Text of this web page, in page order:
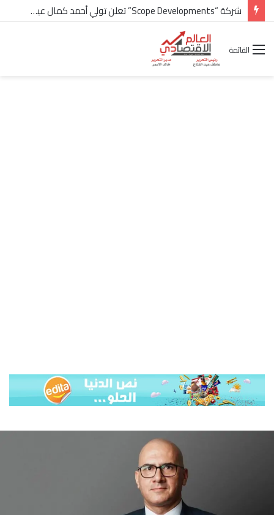
شركة “Scope Developments” تعلن تولي أحمد كمال عيسى منصب الرئيس التنفيذي للقطاع التجاري
القائمة